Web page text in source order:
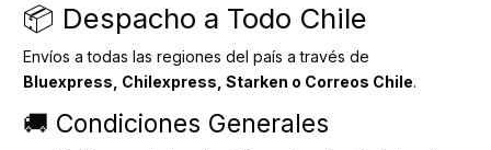
📦 Despacho a Todo Chile
Envíos a todas las regiones del país a través de
Bluexpress, Chilexpress, Starken o Correos Chile.
🚚 Condiciones Generales